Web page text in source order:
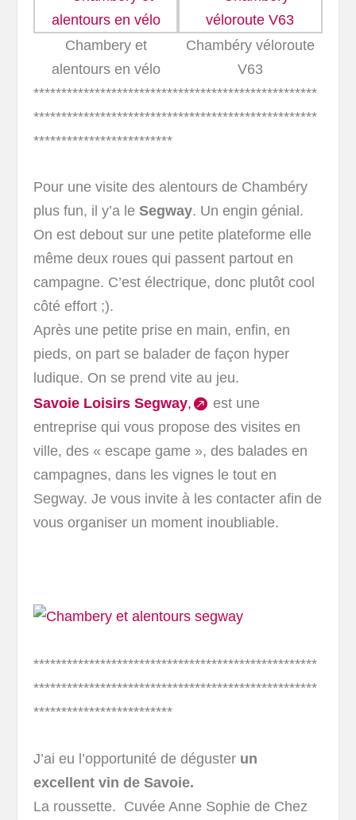
Chambery et
alentours en vélo
Chambéry véloroute
V63
***************************************************
***************************************************
*************************
Pour une visite des alentours de Chambéry
plus fun, il y’a leSegway. Un engin génial.
On est debout sur une petite plateforme elle
même deux roues qui passent partout en
campagne. C’est électrique, donc plutôt cool
côté effort ;).
Après une petite prise en main, enfin, en
pieds, on part se balader de façon hyper
ludique. On se prend vite au jeu.
Savoie Loisirs Segway,
est une
entreprise qui vous propose des visites en
ville, des « escape game », des balades en
campagnes, dans les vignes le tout en
Segway. Je vous invite à les contacter afin de
vous organiser un moment inoubliable.
***************************************************
***************************************************
*************************
J’ai eu l’opportunité de déguster un
excellent vin de Savoie.
La roussette. Cuvée Anne Sophie de Chez